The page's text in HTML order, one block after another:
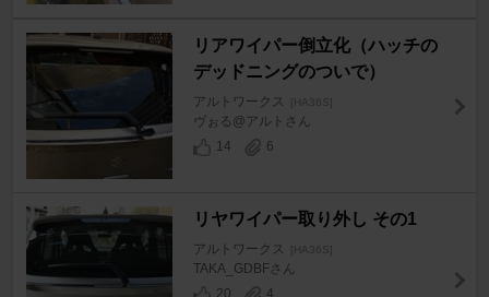
リアワイパー倒立化（ハッチの
デッドニングのついで）
アルトワークス [HA36S]
ヴぉる@アルトさん
14
6
リヤワイパー取り外し その1
アルトワークス [HA36S]
TAKA_GDBFさん